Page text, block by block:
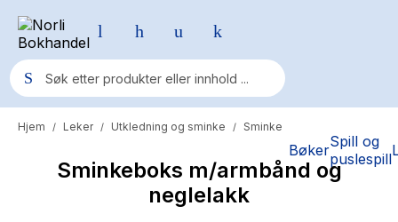
BøkerSpill og
puslespill
Populære søk
Pokemon
Hjem / Leker / Utkledning og sminke / Sminke
Sminkeboks m/armbånd og
neglelakk